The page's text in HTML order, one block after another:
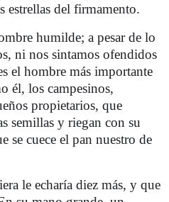
estrellas del firmamento.
humilde; a pesar de lo
ni nos sintamos ofendidos
el hombre más importante
él, los campesinos,
propietarios, que
semillas y riegan con su
se cuece el pan nuestro de
le echaría diez más, y que